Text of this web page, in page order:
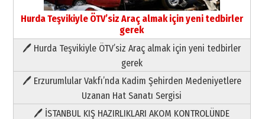
Hurda Teşvikiyle ÖTV’siz Araç almak için yeni tedbirler
gerek
🖊 Hurda Teşvikiyle ÖTV’siz Araç almak için yeni tedbirler
gerek
🖊 Erzurumlular Vakfı’nda Kadim Şehirden Medeniyetlere
Uzanan Hat Sanatı Sergisi
🖊 İSTANBUL KIŞ HAZIRLIKLARI AKOM KONTROLÜNDE
Paranın Aile Kültüründeki Yeri
03 Ağustos 2026 Pazartesi